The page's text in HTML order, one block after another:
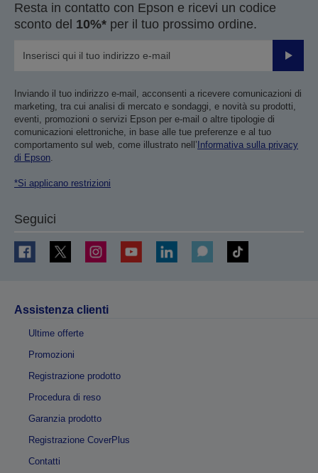
Resta in contatto con Epson e ricevi un codice
sconto del 10%* per il tuo prossimo ordine.
Invia
Inviando il tuo indirizzo e-mail, acconsenti a ricevere comunicazioni di
marketing, tra cui analisi di mercato e sondaggi, e novità su prodotti,
eventi, promozioni o servizi Epson per e-mail o altre tipologie di
comunicazioni elettroniche, in base alle tue preferenze e al tuo
comportamento sul web, come illustrato nell’ Informativa sulla privacy
di Epson.
*Si applicano restrizioni
Seguici
Assistenza clienti
Ultime offerte
Promozioni
Registrazione prodotto
Procedura di reso
Garanzia prodotto
Registrazione CoverPlus
Contatti